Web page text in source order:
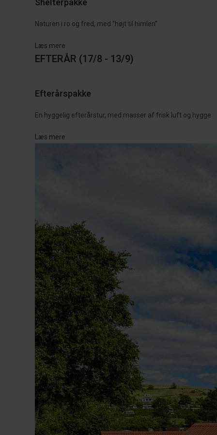
Naturen i ro og fred, med "højt til himlen"
Læs mere
EFTERÅR (17/8 - 13/9)
Efterårspakke
En hyggelig efterårstur, med masser af frisk luft og hygge
Læs mere